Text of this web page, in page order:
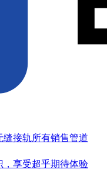
接轨所有销售管道
，享受超乎期待体验